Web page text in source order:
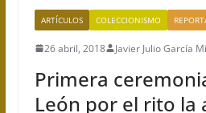
ARTÍCULOS COLECCIONISMO
26 abril, 2018 Javier Julio García
Primera
León por el rito la